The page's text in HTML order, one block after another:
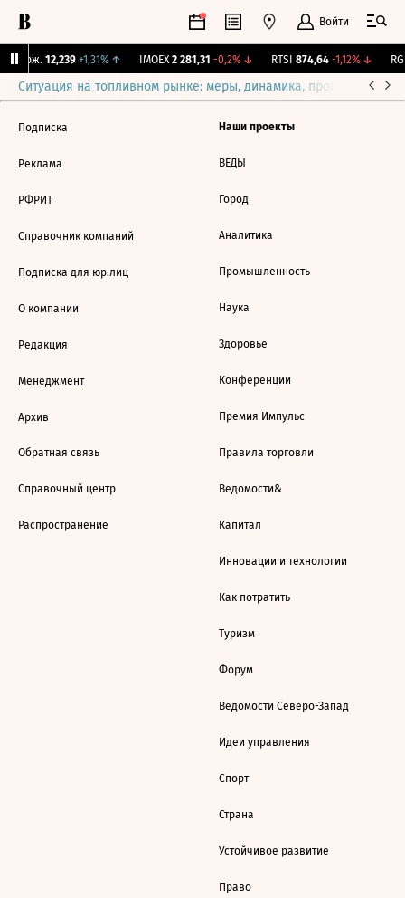
Войти
Бирж. 12,239 +1,31%↑ IMOEX 2 281,31 -0,2%↓ RTSI 874,64 -1,12%↓
Ситуация на топливном рынке: меры, динамика, прогнозы
Подписка
Реклама
РФРИТ
Справочник компаний
Подписка для юр.лиц
О компании
Редакция
Менеджмент
Архив
Обратная связь
Справочный центр
Распространение
Наши проекты
ВЕДЫ
Город
Аналитика
Промышленность
Наука
Здоровье
Конференции
Премия Импульс
Правила торговли
Ведомости&
Капитал
Инновации и технологии
Как потратить
Туризм
Форум
Ведомости Северо-Запад
Идеи управления
Спорт
Страна
Устойчивое развитие
Право